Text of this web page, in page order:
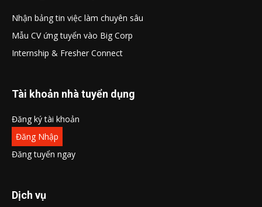
Nhận bảng tin việc làm chuyên sâu
Mẫu CV ứng tuyển vào Big Corp
Internship & Fresher Connect
Tài khoản nhà tuyển dụng
Đăng ký tài khoản
Đăng Nhập
Đăng tuyển ngay
Dịch vụ